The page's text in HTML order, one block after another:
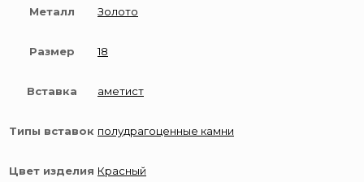
Металл Золото
Размер 18
Вставка аметист
Типы вставок полудрагоценные камни
Цвет изделия Красный